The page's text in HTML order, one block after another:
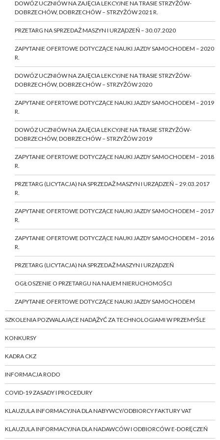
DOWÓZ UCZNIÓW NA ZAJĘCIA LEKCYJNE NA TRASIE STRZYŻÓW-
DOBRZECHÓW, DOBRZECHÓW – STRZYŻÓW 2021 R.
PRZETARG NA SPRZEDAŻ MASZYN I URZĄDZEŃ – 30.07.2020
ZAPYTANIE OFERTOWE DOTYCZĄCE NAUKI JAZDY SAMOCHODEM – 2020
R.
DOWÓZ UCZNIÓW NA ZAJĘCIA LEKCYJNE NA TRASIE STRZYŻÓW-
DOBRZECHÓW, DOBRZECHÓW – STRZYŻÓW 2020
ZAPYTANIE OFERTOWE DOTYCZĄCE NAUKI JAZDY SAMOCHODEM – 2019
R.
DOWÓZ UCZNIÓW NA ZAJĘCIA LEKCYJNE NA TRASIE STRZYŻÓW-
DOBRZECHÓW, DOBRZECHÓW – STRZYŻÓW 2019
ZAPYTANIE OFERTOWE DOTYCZĄCE NAUKI JAZDY SAMOCHODEM – 2018
R.
PRZETARG (LICYTACJA) NA SPRZEDAŻ MASZYN I URZĄDZEŃ – 29.03.2017
R.
ZAPYTANIE OFERTOWE DOTYCZĄCE NAUKI JAZDY SAMOCHODEM – 2017
R.
ZAPYTANIE OFERTOWE DOTYCZĄCE NAUKI JAZDY SAMOCHODEM – 2016
R.
PRZETARG (LICYTACJA) NA SPRZEDAŻ MASZYN I URZĄDZEŃ
OGŁOSZENIE O PRZETARGU NA NAJEM NIERUCHOMOŚCI
ZAPYTANIE OFERTOWE DOTYCZĄCE NAUKI JAZDY SAMOCHODEM
SZKOLENIA POZWALAJĄCE NADĄŻYĆ ZA TECHNOLOGIAMI W PRZEMYŚLE
KONKURSY
KADRA CKZ
INFORMACJA RODO
COVID-19 ZASADY I PROCEDURY
KLAUZULA INFORMACYJNA DLA NABYWCY/ODBIORCY FAKTURY VAT
KLAUZULA INFORMACYJNA DLA NADAWCÓW I ODBIORCÓW E-DORĘCZEŃ